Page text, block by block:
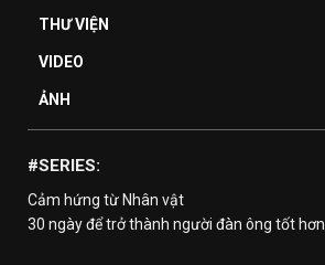
THƯ VIỆN
VIDEO
ẢNH
#SERIES:
Cảm hứng từ Nhân vật
30 ngày để trở thành người đàn ông tốt hơn